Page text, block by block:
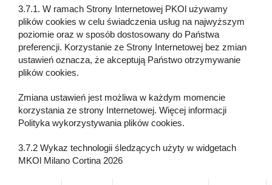
3.7.1. W ramach Strony Internetowej PKOl używamy
plików cookies w celu świadczenia usług na najwyższym
poziomie oraz w sposób dostosowany do Państwa
preferencji. Korzystanie ze Strony Internetowej bez zmian
ustawień oznacza, że akceptują Państwo otrzymywanie
plików cookies.
Zmiana ustawień jest możliwa w każdym momencie
korzystania ze strony Internetowej. Więcej informacji
Polityka wykorzystywania plików cookies.
3.7.2 Wykaz technologii śledzących użyty w widgetach
MKOl Milano Cortina 2026